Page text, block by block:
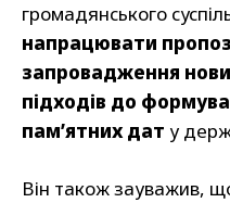
громадянського
напрацювати
запровадження
підходів до
пам’ятних дат у
Він також зауважив,